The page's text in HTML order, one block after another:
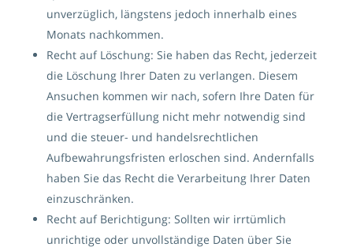
unverzüglich, längstens jedoch innerhalb eines
Monats nachkommen.
Recht auf Löschung: Sie haben das Recht, jederzeit
die Löschung Ihrer Daten zu verlangen. Diesem
Ansuchen kommen wir nach, sofern Ihre Daten für
die Vertragserfüllung nicht mehr notwendig sind
und die steuer- und handelsrechtlichen
Aufbewahrungsfristen erloschen sind. Andernfalls
haben Sie das Recht die Verarbeitung Ihrer Daten
einzuschränken.
Recht auf Berichtigung: Sollten wir irrtümlich
unrichtige oder unvollständige Daten über Sie